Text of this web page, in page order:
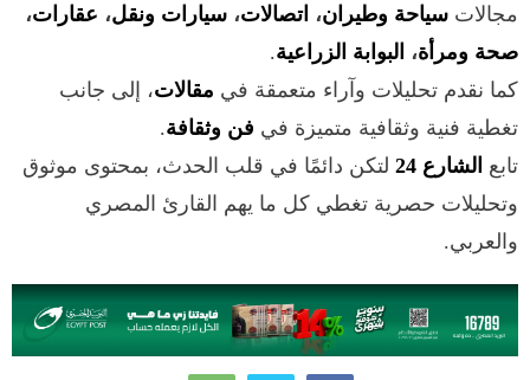
مجالات سياحة وطيران، اتصالات، سيارات ونقل، عقارات،
صحة ومرأة، البوابة الزراعية.
كما نقدم تحليلات وآراء متعمقة في مقالات، إلى جانب
تغطية فنية وثقافية متميزة في فن وثقافة.
تابع الشارع 24
لتكن دائمًا في قلب الحدث، بمحتوى موثوق
وتحليلات حصرية تغطي كل ما يهم القارئ المصري
والعربي.